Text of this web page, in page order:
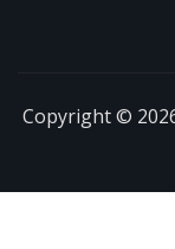
Copyright ©